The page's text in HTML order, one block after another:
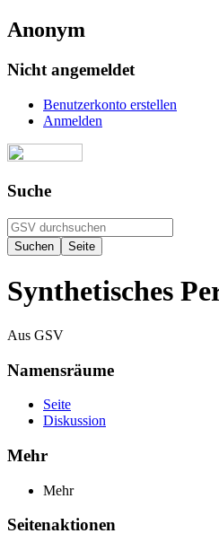
Anonym
Nicht angemeldet
Benutzerkonto erstellen
Anmelden
Suche
Synthetisches
Aus GSV
Namensräume
Seite
Diskussion
Mehr
Mehr
Seitenaktionen